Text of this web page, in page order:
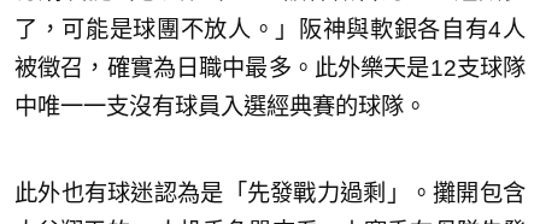
了，可能是球團不放人。」阪神與軟銀各自有4人
被徵召，確實為日職中最多。此外樂天是12支球隊
中唯一一支沒有球員入選經典賽的球隊。
此外也有球迷認為是「先發戰力過剩」。攤開包含